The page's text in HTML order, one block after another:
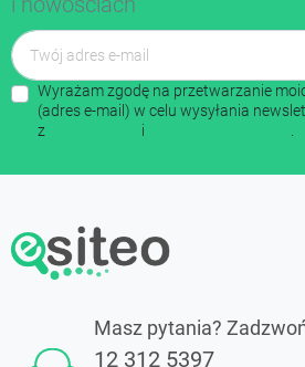
Wyrażam zgodę na przetwarzanie
(adres e-mail) w celu wysyłania
z
i
Masz pytania?
12 312 5397